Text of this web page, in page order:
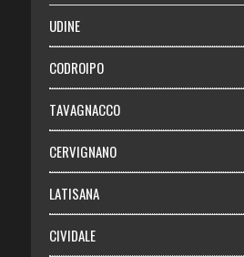
SALUTE
Necrologie
Chi siamo
Abbonati
Login
UDINE
CODROIPO
TAVAGNACCO
CERVIGNANO
LATISANA
CIVIDALE